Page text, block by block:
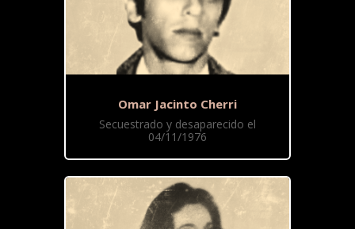
Omar Jacinto Cherri
Secuestrado y desaparecido el
04/11/1976